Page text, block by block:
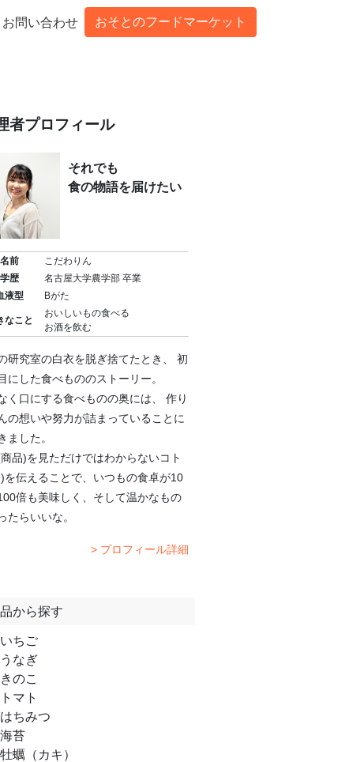
お問い合わせ おそとのフードマーケット
者プロフィール
それでも
食の物語を届けたい
名前
こだわりん
学歴
名古屋大学農学部 卒業
液型
Bがた
なこと
おいしいもの食べる
お酒を飲む
研究室の白衣を脱ぎ捨てたとき、 初
にした食べもののストーリー。
く口にする食べものの奥には、 作り
の想いや努力が詰まっていることに
ました。
品)を見ただけではわからないコト
を伝えることで、いつもの食卓が10
倍も美味しく、そして温かなもの
たらいいな。
> プロフィール詳細
から探す
いちご
うなぎ
きのこ
トマト
はちみつ
海苔
牡蠣（カキ）